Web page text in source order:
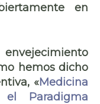
en
hemos dicho
«Medicina
Paradigma